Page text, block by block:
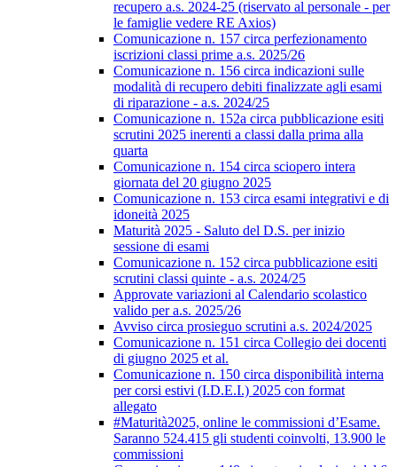
recupero a.s. 2024-25 (riservato al personale - per
le famiglie vedere RE Axios)
Comunicazione n. 157 circa perfezionamento
iscrizioni classi prime a.s. 2025/26
Comunicazione n. 156 circa indicazioni sulle
modalità di recupero debiti finalizzate agli esami
di riparazione - a.s. 2024/25
Comunicazione n. 152a circa pubblicazione esiti
scrutini 2025 inerenti a classi dalla prima alla
quarta
Comunicazione n. 154 circa sciopero intera
giornata del 20 giugno 2025
Comunicazione n. 153 circa esami integrativi e di
idoneità 2025
Maturità 2025 - Saluto del D.S. per inizio
sessione di esami
Comunicazione n. 152 circa pubblicazione esiti
scrutini classi quinte - a.s. 2024/25
Approvate variazioni al Calendario scolastico
valido per a.s. 2025/26
Avviso circa prosieguo scrutini a.s. 2024/2025
Comunicazione n. 151 circa Collegio dei docenti
di giugno 2025 et al.
Comunicazione n. 150 circa disponibilità interna
per corsi estivi (I.D.E.I.) 2025 con format
allegato
#Maturità2025, online le commissioni d’Esame.
Saranno 524.415 gli studenti coinvolti, 13.900 le
commissioni